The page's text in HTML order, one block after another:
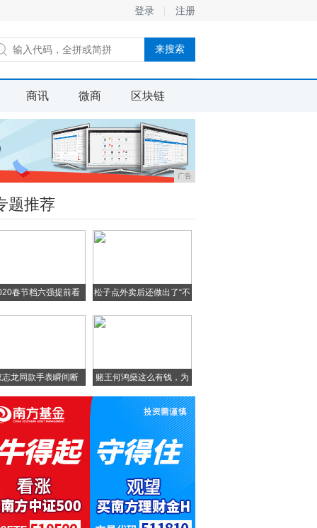
登录 注册
商讯 微商 区块链
广告
题推荐
春节档六强提前看 松子点外卖后还做出了“不
志龙同款手表瞬间断
货，
赌王何鸿燊这么有钱，为
什